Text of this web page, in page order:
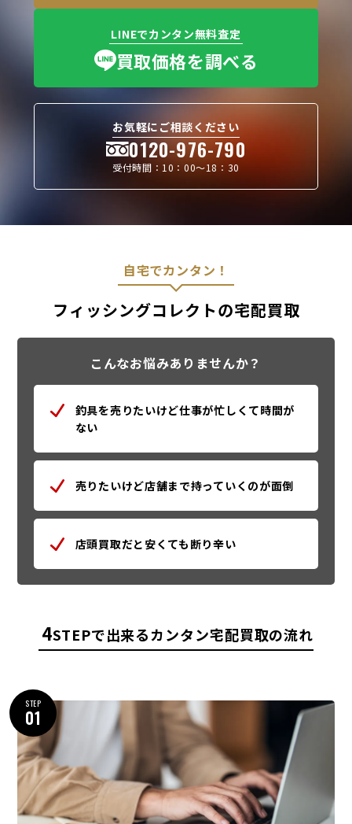
LINEでカンタン無料査定
買取価格を調べる
お気軽にご相談ください
0120-976-790
受付時間：10：00〜18：30
自宅でカンタン！
フィッシングコレクトの宅配買取
こんなお悩みありませんか？
釣具を売りたいけど仕事が忙しくて時間が
ない
売りたいけど店舗まで持っていくのが面倒
店頭買取だと安くても断り辛い
4STEPで出来るカンタン宅配買取の流れ
STEP
01